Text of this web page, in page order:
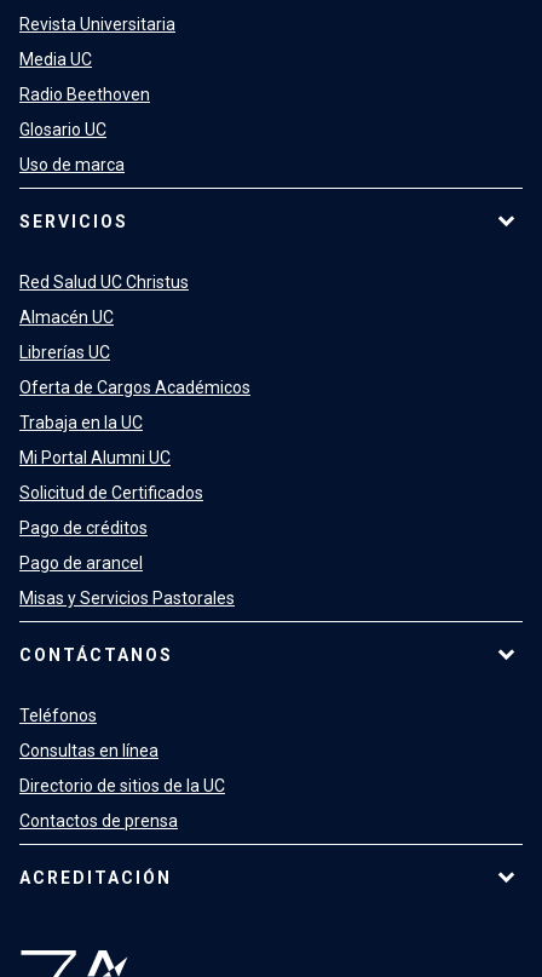
Revista Universitaria
Media UC
Radio Beethoven
Glosario UC
Uso de marca
SERVICIOS
Red Salud UC Christus
Almacén UC
Librerías UC
Oferta de Cargos Académicos
Trabaja en la UC
Mi Portal Alumni UC
Solicitud de Certificados
Pago de créditos
Pago de arancel
Misas y Servicios Pastorales
CONTÁCTANOS
Teléfonos
Consultas en línea
Directorio de sitios de la UC
Contactos de prensa
ACREDITACIÓN